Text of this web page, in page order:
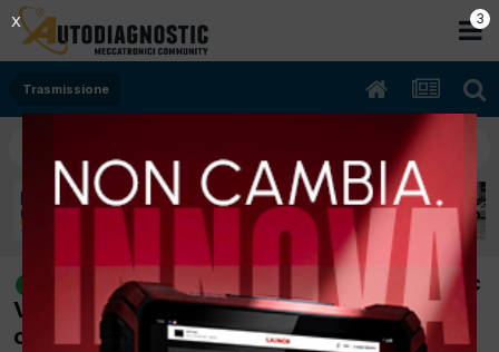
Trasmissione
[Jeep Grand Cherokee 02/2011 3.0cc
VM23D 177Kw Diesel] Controllo livello olio
cambio automatico
2
X